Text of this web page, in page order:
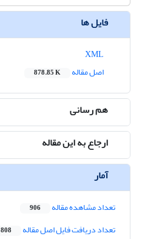
فایل ها
اصل مقاله
878.85 K
هم رسانی
ارجاع به این مقاله
آمار
تعداد مشاهده مقاله 906
تعداد دریافت فایل اصل مقاله 808